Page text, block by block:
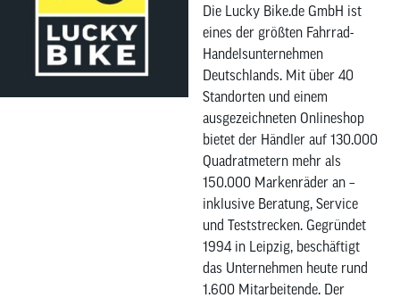
Die Lucky Bike.de GmbH ist
eines der größten Fahrrad-
Handelsunternehmen
Deutschlands. Mit über 40
Standorten und einem
ausgezeichneten Onlineshop
bietet der Händler auf 130.000
Quadratmetern mehr als
150.000 Markenräder an –
inklusive Beratung, Service
und Teststrecken. Gegründet
1994 in Leipzig, beschäftigt
das Unternehmen heute rund
1.600 Mitarbeitende. Der